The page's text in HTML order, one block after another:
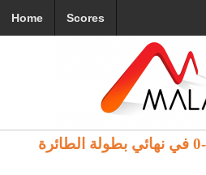
Home Scores